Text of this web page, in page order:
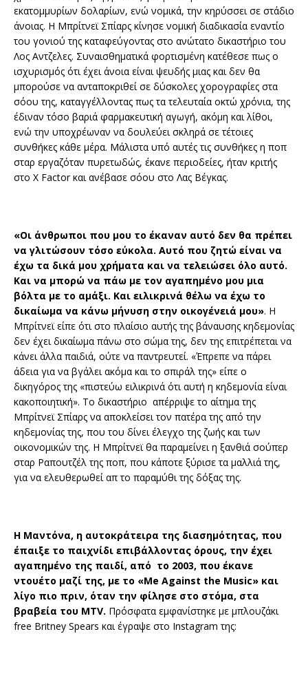
εκατομμυρίων δολαρίων, ενώ νομικά, την κηρύσσει σε στάδιο
άνοιας. H Μπρίτνεϊ Σπίαρς κίνησε νομική διαδικασία εναντίο
του γονιού της καταφεύγοντας στο ανώτατο δικαστήριο του
Λος Αντζελες. Συναισθηματικά φορτισμένη κατέθεσε πως ο
ισχυρισμός ότι έχει άνοια είναι ψευδής μιας και δεν θα
μπορούσε να ανταποκριθεί σε δύσκολες χορογραφίες στα
σόου της, καταγγέλλοντας πως τα τελευταία οκτώ χρόνια, της
έδιναν τόσο βαριά φαρμακευτική αγωγή, ακόμη και λίθοι,
ενώ την υποχρέωναν να δουλεύει σκληρά σε τέτοιες
συνθήκες κάθε μέρα. Μάλιστα υπό αυτές τις συνθήκες η ποπ
σταρ εργαζόταν πυρετωδώς, έκανε περιοδείες, ήταν κριτής
στο X Factor και ανέβασε σόου στο Λας Βέγκας.
«Οι άνθρωποι που μου το έκαναν αυτό δεν θα πρέπει
να γλιτώσουν τόσο εύκολα. Αυτό που ζητώ είναι να
έχω τα δικά μου χρήματα και να τελειώσει όλο αυτό.
Και να μπορώ να πάω με τον αγαπημένο μου μια
βόλτα με το αμάξι. Και ειλικρινά θέλω να έχω το
δικαίωμα να κάνω μήνυση στην οικογένειά μου». Η
Μπρίτνεϊ είπε ότι στο πλαίσιο αυτής της βάναυσης κηδεμονίας
δεν έχει δικαίωμα πάνω στο σώμα της, δεν της επιτρέπεται να
κάνει άλλα παιδιά, ούτε να παντρευτεί. «Έπρεπε να πάρει
άδεια για να βγάλει ακόμα και το σπιράλ της» είπε ο
δικηγόρος της «πιστεύω ειλικρινά ότι αυτή η κηδεμονία είναι
κακοποιητική». Το δικαστήριο απέρριψε το αίτημα της
Μπρίτνεϊ Σπίαρς να αποκλείσει τον πατέρα της από την
κηδεμονίας της, που του δίνει έλεγχο της ζωής και των
οικονομικών της. Η Μπρίτνεϊ θα παραμείνει η ξανθιά σούπερ
σταρ Ραπουτζέλ της ποπ, που κάποτε ξύρισε τα μαλλιά της,
για να ελευθερωθεί απ το παραμύθι της δόξας της.
Η Μαντόνα, η αυτοκράτειρα της διασημότητας, που
έπαιξε το παιχνίδι επιβάλλοντας όρους, την έχει
αγαπημένο της παιδί, από το 2003, που έκανε
ντουέτο μαζί της, με το «Me Against the Music» και
λίγο πιο πριν, όταν την φίλησε στο στόμα, στα
βραβεία του MTV. Πρόσφατα εμφανίστηκε με μπλουζάκι
free Britney Spears και έγραψε στο Instagram της: